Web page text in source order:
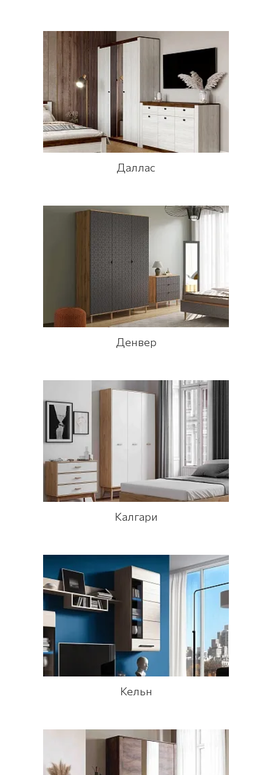
Даллас
Денвер
Калгари
Кельн